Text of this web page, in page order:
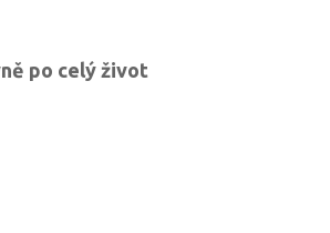
po celý život